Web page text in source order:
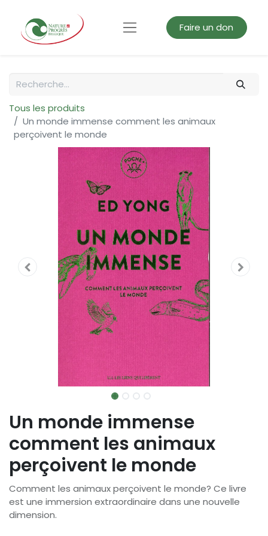
Faire un don
Tous les produits
Un monde immense comment les animaux
perçoivent le monde
Un monde immense
comment les animaux
perçoivent le monde
Comment les animaux perçoivent le monde? Ce livre
est une immersion extraordinaire dans une nouvelle
dimension.